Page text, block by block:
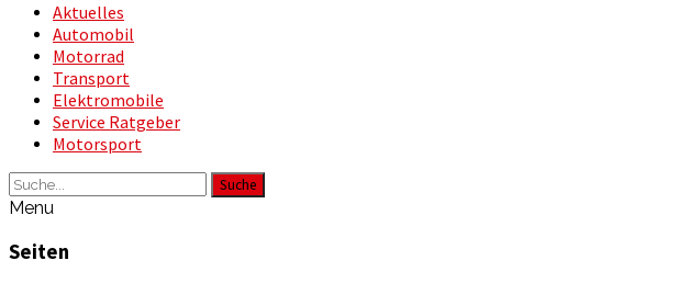
Aktuelles
Automobil
Motorrad
Transport
Elektromobile
Service Ratgeber
Motorsport
Suche
Menu
Seiten